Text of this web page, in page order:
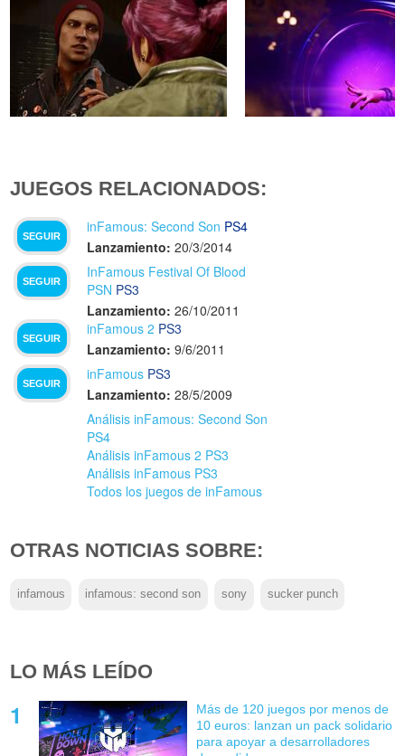
JUEGOS RELACIONADOS:
SEGUIR
inFamous: Second Son PS4
Lanzamiento: 20/3/2014
SEGUIR
InFamous Festival Of Blood
PSN PS3
Lanzamiento: 26/10/2011
SEGUIR
inFamous 2 PS3
Lanzamiento: 9/6/2011
SEGUIR
inFamous PS3
Lanzamiento: 28/5/2009
Análisis inFamous: Second Son
PS4
Análisis inFamous 2 PS3
Análisis inFamous PS3
Todos los juegos de inFamous
OTRAS NOTICIAS SOBRE:
infamous infamous: second son sony sucker punch
LO MÁS LEÍDO
Más de 120 juegos por menos de
10 euros: lanzan un pack solidario
para apoyar a desarrolladores